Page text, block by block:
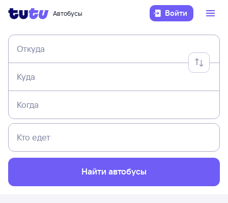
Автобусы Войти
Откуда
Куда
Когда
Кто едет
Найти автобусы